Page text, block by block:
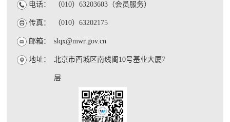
电话： （010）63203603（会员服务）
传真： （010）63202175
邮箱： slqx@mwr.gov.cn
地址： 北京市西城区南线阁10号基业大厦7
层